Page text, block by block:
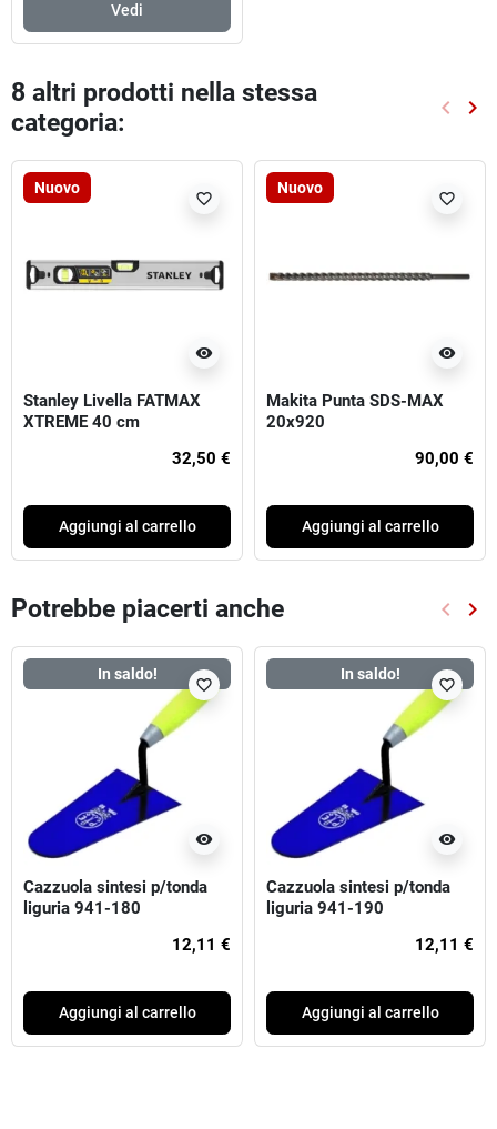
Vedi
8 altri prodotti nella stessa
categoria:
keyboard_arrow_left keyboard_arrow_right
Nuovo
visibility
favorite_border
Stanley Livella FATMAX
XTREME 40 cm
32,50 €
Aggiungi al carrello
Nuovo
visibility
favorite_border
Makita Punta SDS-MAX
20x920
90,00 €
Aggiungi al carrello
Potrebbe piacerti anche keyboard_arrow_left keyboard_arrow_right
In saldo!
visibility
favorite_border
Cazzuola sintesi p/tonda
liguria 941-180
12,11 €
Aggiungi al carrello
In saldo!
visibility
favorite_border
Cazzuola sintesi p/tonda
liguria 941-190
12,11 €
Aggiungi al carrello